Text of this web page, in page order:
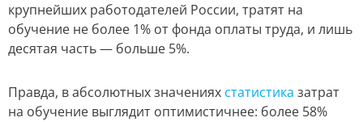
крупнейших работодателей России, тратят на
обучение не более 1% от фонда оплаты труда, и лишь
десятая часть — больше 5%.
Правда, в абсолютных значениях статистика затрат
на обучение выглядит оптимистичнее: более 58%